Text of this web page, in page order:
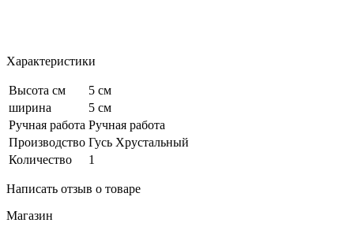
Характеристики
Высота см
5 см
ширина
5 см
Ручная работа Ручная работа
Производство Гусь Хрустальный
Количество
1
Написать отзыв о товаре
Магазин